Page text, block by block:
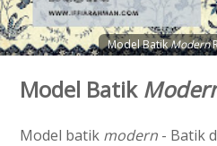
Model BatikModern
Model Batik
Model batik modern - Batik